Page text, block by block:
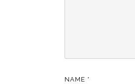
NAME *